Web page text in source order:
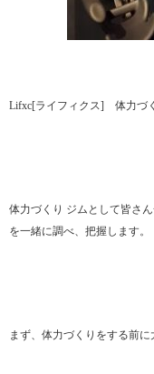
Lifxc[ライフィクス] 体力
体力づくり ジムとして皆さ
を一緒に調べ、把握します。
まず、体力づくりをする前